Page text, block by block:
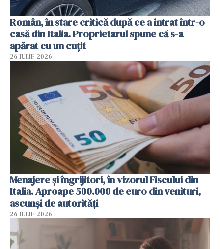
Român, în stare critică după ce a intrat într-o
casă din Italia. Proprietarul spune că s-a
apărat cu un cuțit
26 IULIE 2026
Menajere și îngrijitori, în vizorul Fiscului din
Italia. Aproape 500.000 de euro din venituri,
ascunși de autorități
26 IULIE 2026